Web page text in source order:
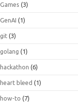
Games (3)
GenAI (1)
git (3)
golang (1)
hackathon (6)
heart bleed (1)
how-to (7)